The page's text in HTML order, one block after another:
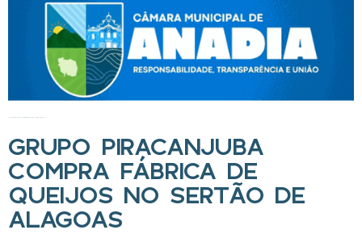
GRUPO PIRACANJUBA
COMPRA FÁBRICA DE
QUEIJOS NO SERTÃO DE
ALAGOAS